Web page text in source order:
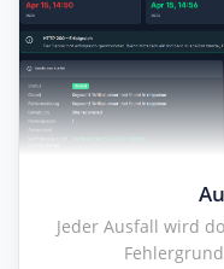
Jeder Ausfall wird